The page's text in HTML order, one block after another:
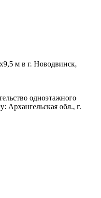
м в г. Новодвинск,
одноэтажного
Архангельская обл., г.